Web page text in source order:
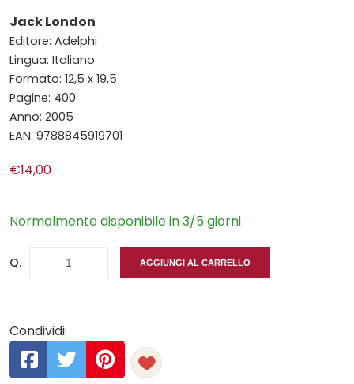
Jack London
Editore: Adelphi
Lingua: Italiano
Formato: 12,5 x 19,5
Pagine: 400
Anno: 2005
EAN: 9788845919701
€14,00
Normalmente disponibile in 3/5 giorni
Q. AGGIUNGI AL CARRELLO
Condividi: